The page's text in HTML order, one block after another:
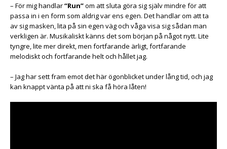
– För mig handlar“Run”om att sluta göra sig själv mindre för att
passa in i en form som aldrig var ens egen. Det handlar om att ta
av sig masken, lita på sin egen väg och våga visa sig sådan man
verkligen är. Musikaliskt känns det som början på något nytt. Lite
tyngre, lite mer direkt, men fortfarande ärligt, fortfarande
melodiskt och fortfarande helt och hållet jag.
– Jag har sett fram emot det här ögonblicket under lång tid, och jag
kan knappt vänta på att ni ska få höra låten!